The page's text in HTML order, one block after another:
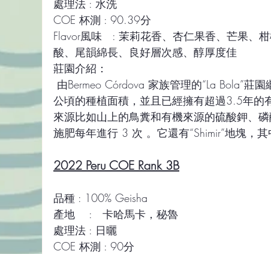
處理法 : 水洗
COE 杯測 : 90.39分
Flavor風味   : 茉莉花香、杏仁果香、芒果、
酸、尾韻綿長、良好層次感、醇厚度佳
莊園介紹：
公頃的種植面積，並且已經擁有超過3.5年的
來源比如山上的鳥糞和有機來源的硫酸鉀、
施肥每年進行 3 次 。它還有“Shimir”地塊，其
2022 Peru COE Rank 3B
品種 : 100% Geisha
產地    :   卡哈馬卡，秘魯
處理法 : 日曬
COE 杯測 : 90分